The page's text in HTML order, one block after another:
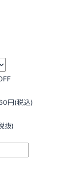
円(税込)
抜)